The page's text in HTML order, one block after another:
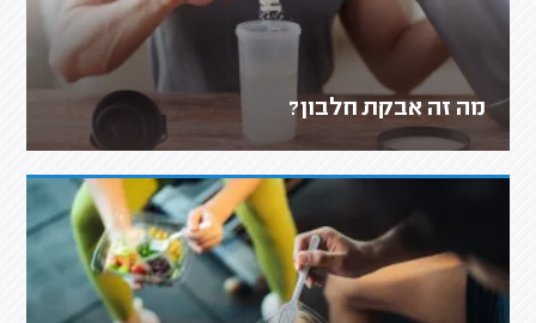
מה זה אבקת חלבון?